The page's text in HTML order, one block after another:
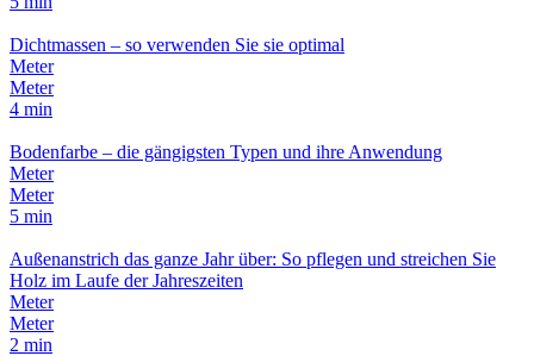
Dichtmassen – so verwenden Sie sie optimal
Meter
Meter
4 min
Bodenfarbe – die gängigsten Typen und ihre Anwendung
Meter
Meter
5 min
Außenanstrich das ganze Jahr über: So pflegen und streichen Sie
Holz im Laufe der Jahreszeiten
Meter
Meter
2 min